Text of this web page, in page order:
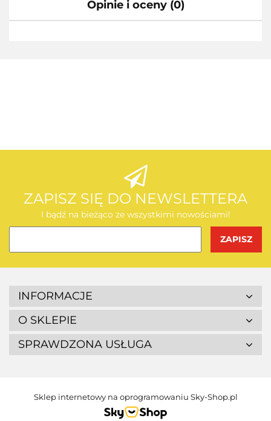
Opinie i oceny (0)
AEG
ZAPISZ SIĘ DO NEWSLETTERA
I bądź na bieżąco ze wszystkimi nowościami!
INFORMACJE
O SKLEPIE
SPRAWDZONA USŁUGA
Sklep internetowy na oprogramowaniu Sky-Shop.pl